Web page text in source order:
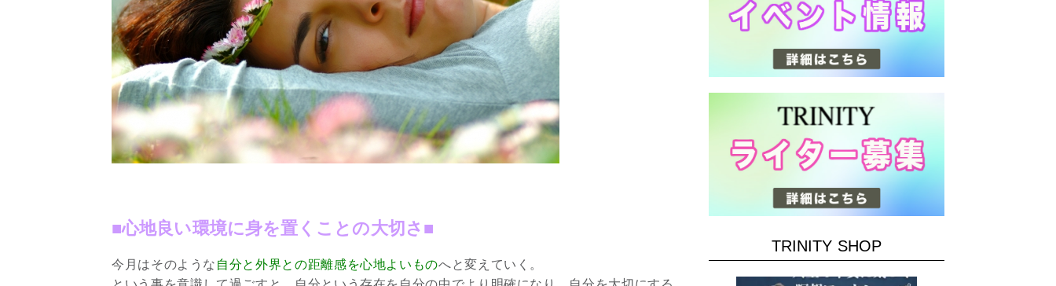
■心地良い環境に身を置くことの大切さ■
今月はそのような 自分と外界との距離感を心地よいものへと変えていく。
TRINITY SHOP